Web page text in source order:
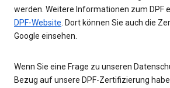
werden. Weitere Informationen zum DPF
DPF-Website. Dort können Sie auch die
Google einsehen.
Wenn Sie eine Frage zu unseren
Bezug auf unsere DPF-Zertifizierung